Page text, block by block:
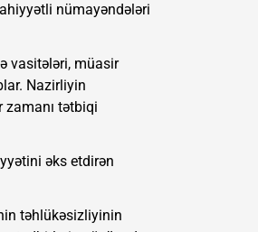
nümayəndələri
vasitələri, müasir
Nazirliyin
zamanı tətbiqi
əks etdirən
təhlükəsizliyinin